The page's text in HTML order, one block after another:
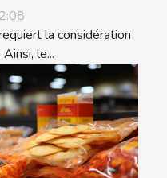
la considération
le...